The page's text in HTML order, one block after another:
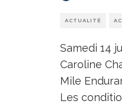
ACTUALITÉ
Samedi 14
Caroline
Mile
Les